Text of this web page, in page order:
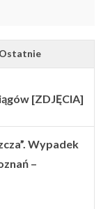
Ostatnie
[ZDJĘCIA]
Wypadek
–